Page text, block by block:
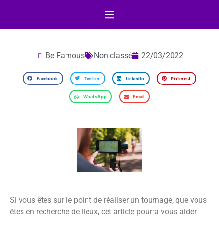
Be Famous Non classé 22/03/2022
Facebook Twitter LinkedIn Pinterest
WhatsApp Email
Si vous êtes sur le point de réaliser un tournage, que vous
êtes en recherche de lieux, cet article pourra vous aider.